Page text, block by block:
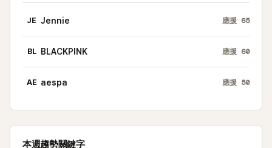
JE Jennie 應援 65
BL BLACKPINK 應援 60
AE aespa 應援 50
本週趨勢關鍵字